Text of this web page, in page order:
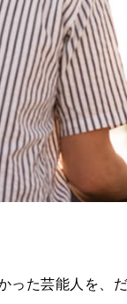
った芸能人を、